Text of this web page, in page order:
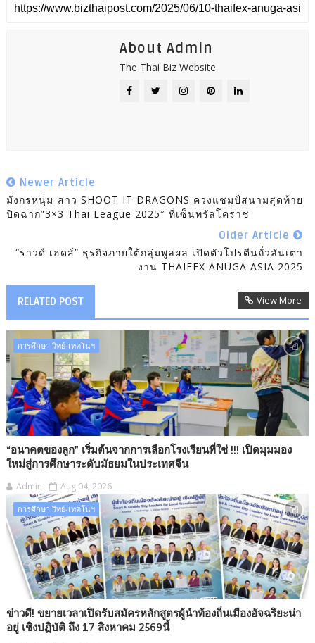
About Admin
The Thai Biz Website
Newer Article
มังกรหนุ่ม-สาว SHOOT IT DRAGONS ควงแชมป์สนามสุดท้าย​
ปิดฉาก”3×3 Thai League 2025″ ที่เซ็นทรัลโคราช
Older Article
“ราวด์ เฮดส์” ธุรกิจภายใต้กลุ่มพูลผล เปิดตัวโปรตีนถั่วลันเตา​
งาน THAIFEX ANUGA ASIA 2025
RELATED POST View More
การศึกษา วิทย์-เทคโนฯ
“อนาคตของลูก” เริ่มต้นจากการเลือกโรงเรียนที่ใช่ !!! เปิดมุมมอง
ใหม่สู่การศึกษาระดับมัธยมในประเทศจีน
Admin Aug 04, 2026
การศึกษา วิทย์-เทคโนฯ
ข่าวดี! ขยายเวลาเปิดรับสมัครหลักสูตรผู้นำท้องถิ่นเมืองอัจฉริยะน่า
อยู่ เชิงปฏิบัติ ถึง 17 สิงหาคม 2569นี้